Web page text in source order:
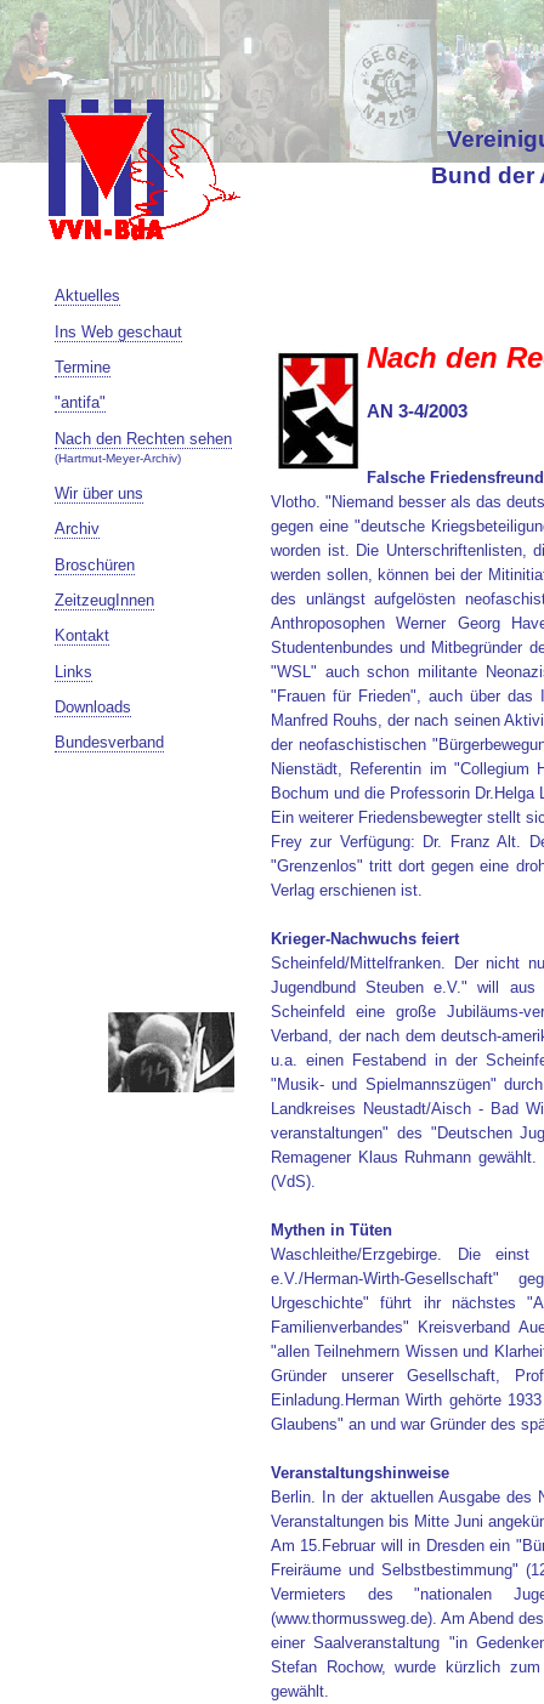
Bund der
Aktuelles
Ins Web geschaut
Termine
"antifa"
Nach den Rechten sehen
(Hartmut-Meyer-Archiv)
Wir über uns
Archiv
Broschüren
ZeitzeugInnen
Kontakt
Links
Downloads
Bundesverband
Nach den
AN 3-4/2003
Falsche
Vlotho. "Niemand besser als das
gegen eine "deutsche
worden ist. Die Unterschriftenlisten,
werden sollen, können bei der
des unlängst aufgelösten
Anthroposophen Werner Georg
Studentenbundes und Mitbegründer
"WSL" auch schon militante
"Frauen für Frieden", auch über das
Manfred Rouhs, der nach seinen
der neofaschistischen
Nienstädt, Referentin im "Collegium
Bochum und die Professorin Dr.Helga
Ein weiterer Friedensbewegter stellt
Frey zur Verfügung: Dr. Franz Alt.
"Grenzenlos" tritt dort gegen eine
Verlag erschienen ist.
Krieger-Nachwuchs feiert
Scheinfeld/Mittelfranken. Der nicht
Jugendbund Steuben e.V." will
Scheinfeld eine große Jubiläums-
Verband, der nach dem deutsch-
u.a. einen Festabend in der
"Musik- und Spielmannszügen"
Landkreises Neustadt/Aisch - Bad
veranstaltungen" des "Deutschen
Remagener Klaus Ruhmann
(VdS).
Mythen in Tüten
Waschleithe/Erzgebirge. Die
e.V./Herman-Wirth-Gesellschaft"
Urgeschichte" führt ihr nächstes
Familienverbandes" Kreisverband
"allen Teilnehmern Wissen und
Gründer unserer Gesellschaft,
Einladung.Herman Wirth gehörte
Glaubens" an und war Gründer des
Veranstaltungshinweise
Berlin. In der aktuellen Ausgabe des
Veranstaltungen bis Mitte Juni
Am 15.Februar will in Dresden ein
Freiräume und Selbstbestimmung"
Vermieters des "nationalen
(www.thormussweg.de). Am Abend
einer Saalveranstaltung "in
Stefan Rochow, wurde kürzlich zum
gewählt.